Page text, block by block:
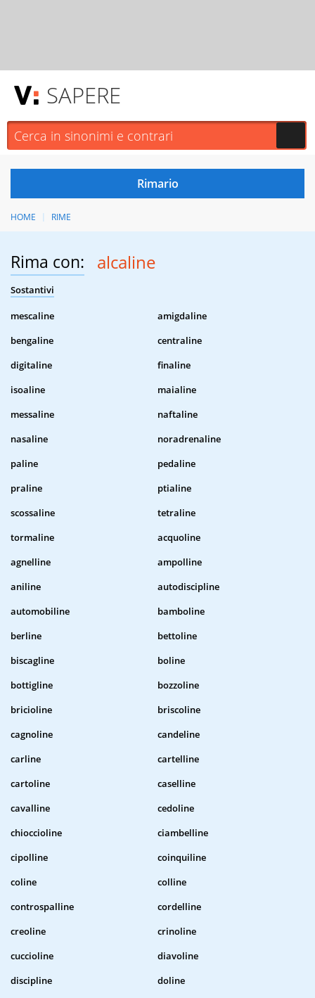
SAPERE
HOME RIME
Rima con: alcaline
Sostantivi
mescaline
amigdaline
bengaline
centraline
digitaline
finaline
isoaline
maialine
messaline
naftaline
nasaline
noradrenaline
paline
pedaline
praline
ptialine
scossaline
tetraline
tormaline
acquoline
agnelline
ampolline
aniline
autodiscipline
automobiline
bamboline
berline
bettoline
biscagline
boline
bottigline
bozzoline
bricioline
briscoline
cagnoline
candeline
carline
cartelline
cartoline
caselline
cavalline
cedoline
chioccioline
ciambelline
cipolline
coinquiline
coline
colline
controspalline
cordelline
creoline
crinoline
cuccioline
diavoline
discipline
doline